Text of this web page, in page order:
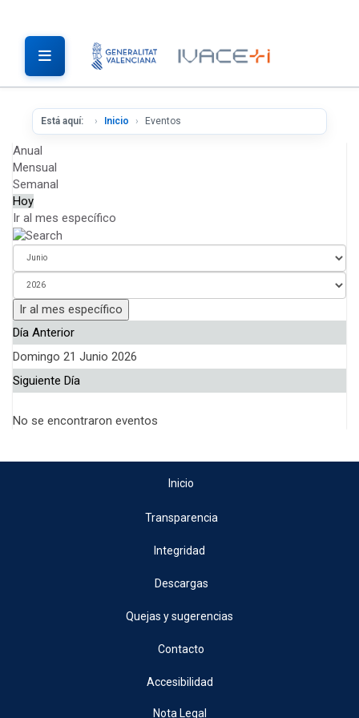
Está aquí: Inicio Eventos
Anual
Mensual
Semanal
Hoy
Ir al mes específico
Ir al mes específico
Día Anterior
Domingo 21 Junio 2026
Siguiente Día
No se encontraron eventos
Inicio
Transparencia
Integridad
Descargas
Quejas y sugerencias
Contacto
Accesibilidad
Nota Legal